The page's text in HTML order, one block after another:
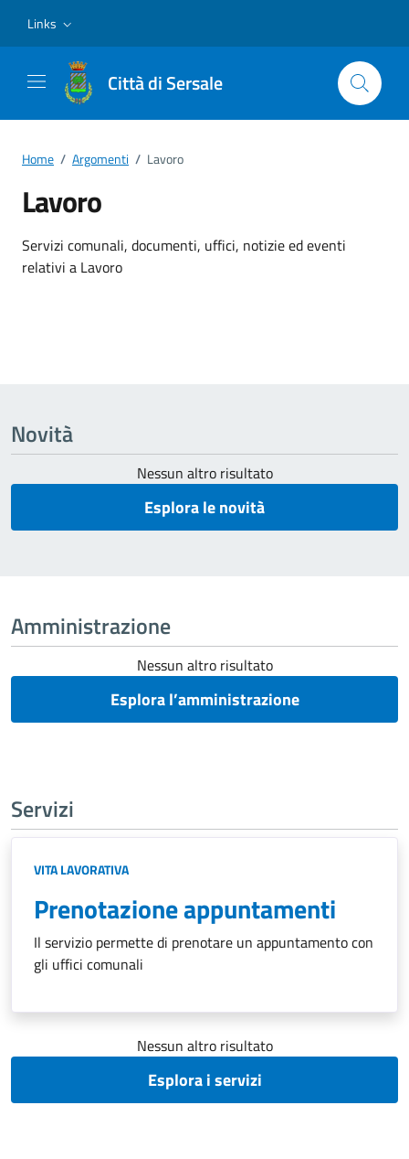
Links
Città di Sersale
Home / Argomenti / Lavoro
Lavoro
Dettagli dell'argomento
Servizi comunali, documenti, uffici, notizie ed eventi
relativi a Lavoro
Novità
Nessun altro risultato
Esplora le novità
Amministrazione
Nessun altro risultato
Esplora l’amministrazione
Servizi
VITA LAVORATIVA
Prenotazione appuntamenti
Il servizio permette di prenotare un appuntamento con
gli uffici comunali
Nessun altro risultato
Esplora i servizi